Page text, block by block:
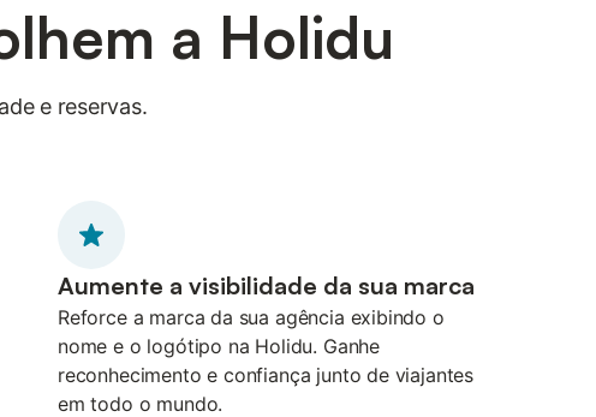
a Holidu
e reservas.
Aumente a visibilidade da sua marca
Reforce a marca da sua agência exibindo o
nome e o logótipo na Holidu. Ganhe
reconhecimento e confiança junto de viajantes
em todo o mundo.